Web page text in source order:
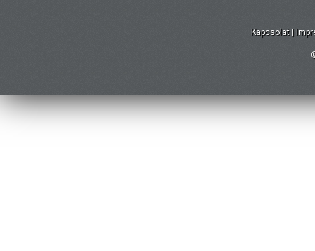
Kapcsolat |